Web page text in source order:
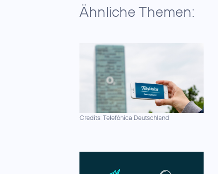
Ähnliche Themen:
Credits: Telefónica Deutschland